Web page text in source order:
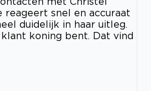
snel en accuraat
duidelijk in haar uitleg.
koning bent. Dat vind